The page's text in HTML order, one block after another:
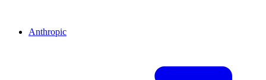
Anthropic